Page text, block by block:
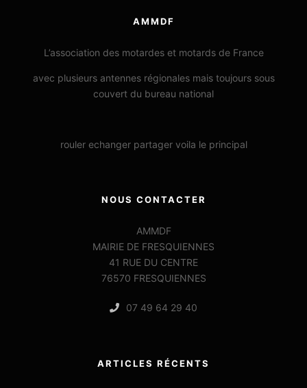
AMMDF
L’association des motardes et motards de France
avec plusieurs antennes régionales mais toujours sous
couvert du bureau national
rouler echanger partager voila le principal
NOUS CONTACTER
AMMDF
MAIRIE DE FRESQUIENNES
41 RUE DU CENTRE
76570 FRESQUIENNES
07 49 64 29 40
ARTICLES RÉCENTS